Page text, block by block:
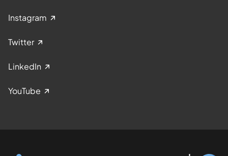
Instagram
Twitter
LinkedIn
YouTube